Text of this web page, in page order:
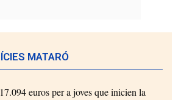
MATARÓ
euros per a joves que inicien la